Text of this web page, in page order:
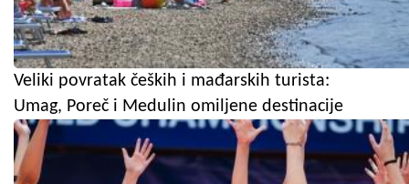
Veliki povratak čeških i mađarskih turista:
Umag, Poreč i Medulin omiljene destinacije